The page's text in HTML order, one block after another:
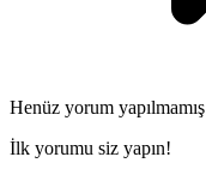
Henüz yorum yapılmamış
İlk yorumu siz yapın!